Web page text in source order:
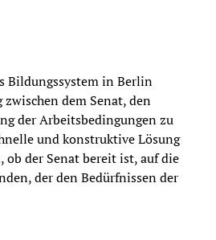
Bildungssystem in Berlin
dem Senat, den
der Arbeitsbedingungen zu
und konstruktive Lösung
ob der Senat bereit ist, auf die
der den Bedürfnissen der